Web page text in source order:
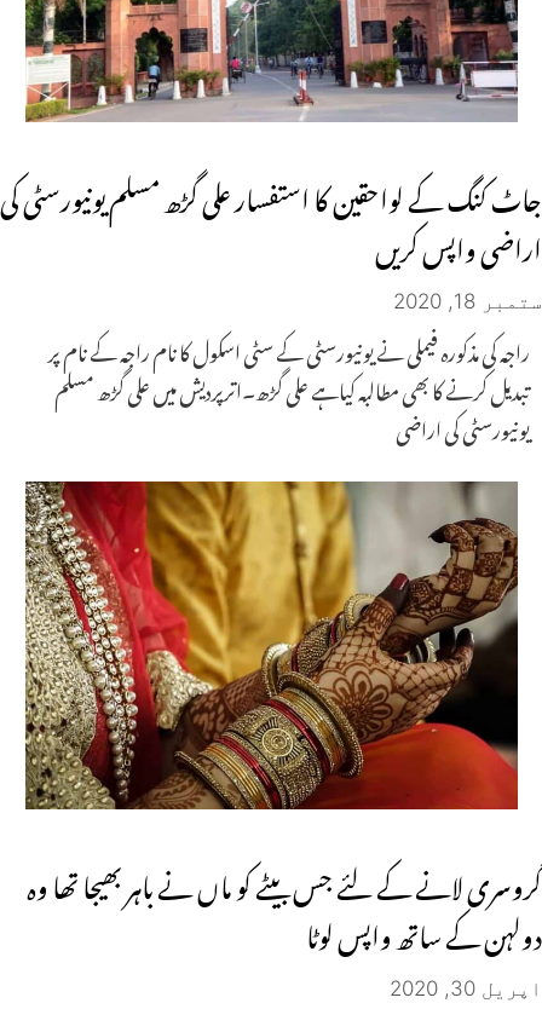
جاٹ کنگ کے لواحقین کا استفسار علی گڑھ مسلم یونیورسٹی کی
اراضی واپس کریں
ستمبر 18, 2020
راجہ کی مذکورہ فیملی نے یونیورسٹی کے سٹی اسکول کا نام راجہ کے نام پر
تبدیل کرنے کا بھی مطالبہ کیاہے علی گڑھ۔اترپردیش میں علی گڑھ مسلم
یونیورسٹی کی اراضی
گروسری لانے کے لئے جس بیٹے کو ماں نے باہر بھیجا تھا وہ
دولہن کے ساتھ واپس لوٹا
اپریل 30, 2020